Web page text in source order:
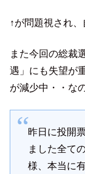
↑が問題視され、
また今回の総裁
遇」にも失望が
が減少中・・な
昨日に投開
ました全て
様、本当に